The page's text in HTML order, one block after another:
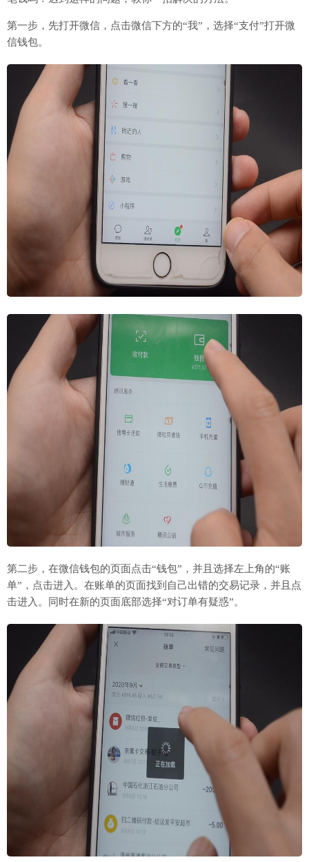
第一步，先打开微信，点击微信下方的“我”，选择“支付”打开微
信钱包。
第二步，在微信钱包的页面点击“钱包”，并且选择左上角的“账
单”，点击进入。在账单的页面找到自己出错的交易记录，并且点
击进入。同时在新的页面底部选择“对订单有疑惑”。